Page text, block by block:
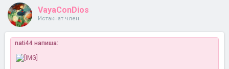
VayaConDios
Истакнат член
nati44 напиша: